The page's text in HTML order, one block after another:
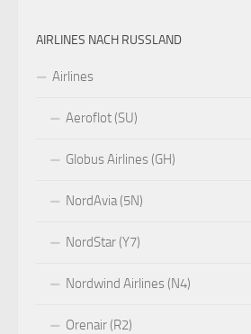
AIRLINES NACH RUSSLAND
Airlines
Aeroflot (SU)
Globus Airlines (GH)
NordAvia (5N)
NordStar (Y7)
Nordwind Airlines (N4)
Orenair (R2)